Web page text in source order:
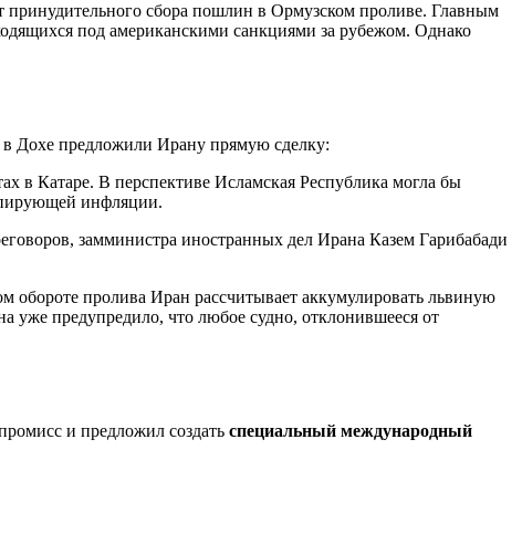
сбора пошлин в Ормузском проливе. Главным
под американскими санкциями за рубежом. Однако
Дохе предложили Ирану прямую сделку:
в Катаре. В перспективе Исламская Республика могла бы
инфляции.
замминистра иностранных дел Ирана Казем Гарибабади
обороте пролива Иран рассчитывает аккумулировать львиную
уже предупредило, что любое судно, отклонившееся от
и предложил создать специальный международный